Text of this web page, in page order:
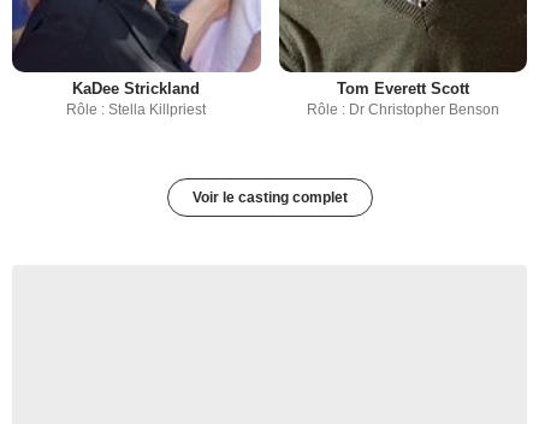
KaDee Strickland
Rôle : Stella Killpriest
Tom Everett Scott
Rôle : Dr Christopher Benson
Voir le casting complet